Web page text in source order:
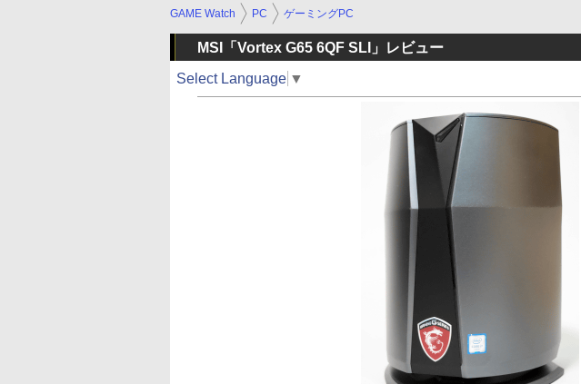
GAME Watch PC ゲーミングPC
MSI「Vortex G65 6QF SLI」レビュー
Select Language ▼